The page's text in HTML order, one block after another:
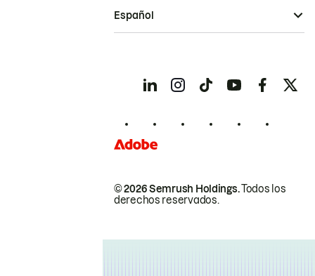
© 2026 Semrush Holdings.Todos los
derechos reservados.
Español